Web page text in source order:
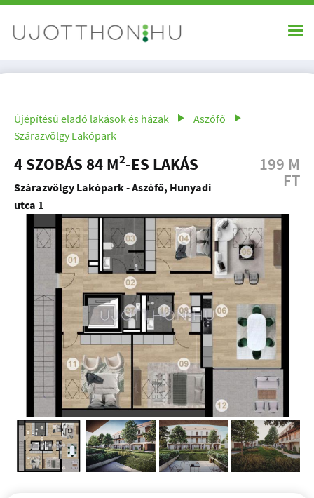
Újépítésű eladó lakások és házak
Aszófő
Szárazvölgy Lakópark
4 SZOBÁS 84 M2-ES LAKÁS
Szárazvölgy Lakópark - Aszófő, Hunyadi
utca 1
199 M
FT